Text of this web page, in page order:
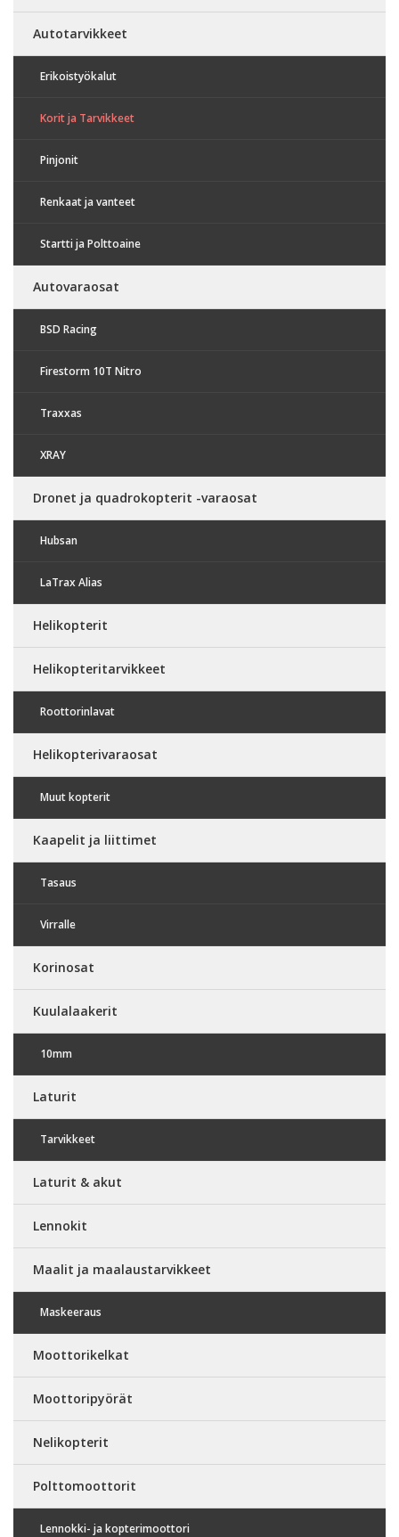
Autotarvikkeet
Erikoistyökalut
Korit ja Tarvikkeet
Pinjonit
Renkaat ja vanteet
Startti ja Polttoaine
Autovaraosat
BSD Racing
Firestorm 10T Nitro
Traxxas
XRAY
Dronet ja quadrokopterit -varaosat
Hubsan
LaTrax Alias
Helikopterit
Helikopteritarvikkeet
Roottorinlavat
Helikopterivaraosat
Muut kopterit
Kaapelit ja liittimet
Tasaus
Virralle
Korinosat
Kuulalaakerit
10mm
Laturit
Tarvikkeet
Laturit & akut
Lennokit
Maalit ja maalaustarvikkeet
Maskeeraus
Moottorikelkat
Moottoripyörät
Nelikopterit
Polttomoottorit
Lennokki- ja kopterimoottori